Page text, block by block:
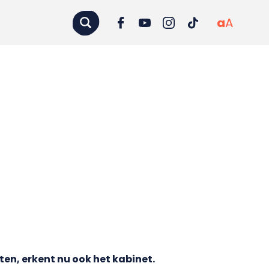
aA
erkent nu ook het kabinet.